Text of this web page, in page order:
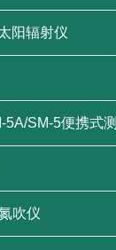
阳辐射仪
5A/SM-5便携式测
吹仪